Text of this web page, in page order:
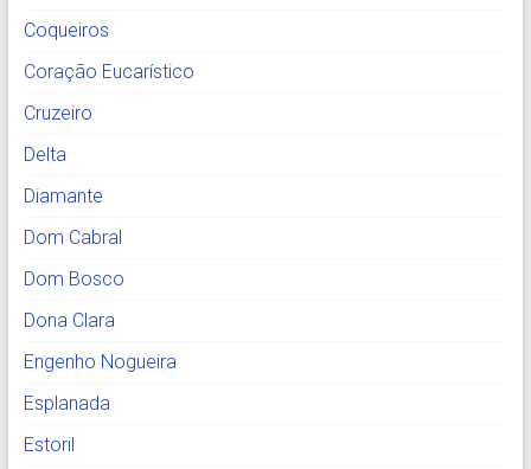
Coqueiros
Coração Eucarístico
Cruzeiro
Delta
Diamante
Dom Cabral
Dom Bosco
Dona Clara
Engenho Nogueira
Esplanada
Estoril